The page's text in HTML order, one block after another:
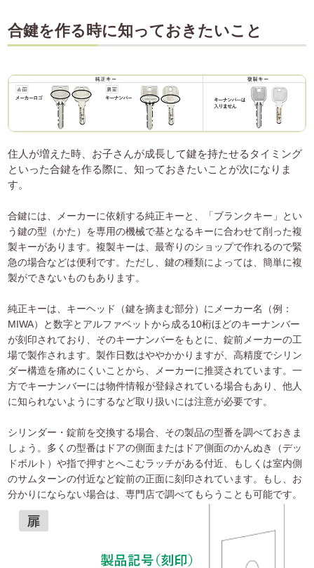
合鍵を作る時に知っておきたいこと
住人が増えた時、お子さんが成長して鍵を持たせるタイミング
といった合鍵を作る際に、知っておきたいことが次になりま
す。
合鍵には、メーカーに依頼する純正キーと、「ブランクキー」とい
う鍵の型（かた）を専用の機械で基となるキーに合わせて削った複
製キーがあります。複製キーは、最寄りのショップで作れるので緊
急の場合などは便利です。ただし、鍵の種類によっては、簡単に複
製ができないものもあります。
純正キーは、キーヘッド（鍵を摘まむ部分）にメーカー名（例：
MIWA）と数字とアルファベットから成る10桁ほどのキーナンバー
が刻印されており、そのキーナンバーをもとに、錠前メーカーの工
場で製作されます。製作日数はややかかりますが、高精度でシリン
ダー構造を痛めにくいことから、メーカーに推奨されています。一
方でキーナンバーには物件情報が登録されている場合もあり、他人
に知られないようにするなど取り扱いには注意が必要です。
シリンダー・錠前を交換する場合、その製品の型番を調べておきま
しょう。多くの型番はドアの側面またはドア側面のかんぬき（デッ
ドボルト）や指で押すとへこむラッチがある付近、もしくは室内側
のサムターンの付近など錠前の正面に刻印されています。もし、お
分かりにならない場合は、専門店で調べてもらうことも可能です。